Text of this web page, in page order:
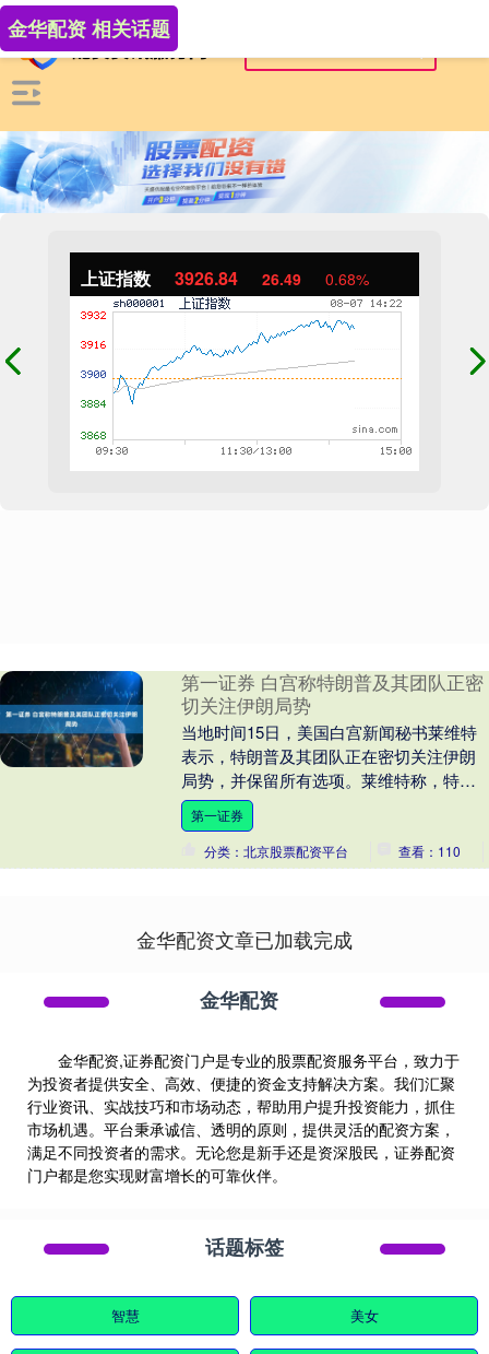
上证指数 3926.84 26.49 0.68%
金华配资 相关话题
第一证券 白宫称特朗普及其团队正密
切关注伊朗局势
当地时间15日，美国白宫新闻秘书莱维特
表示，特朗普及其团队正在密切关注伊朗
局势，并保留所有选项。莱维特称，特朗
普与以色列总理内塔尼亚胡进行了通话，
但她不会在未经....
第一证券
分类：北京股票配资平台
查看：110
金华配资文章已加载完成
金华配资
金华配资,证券配资门户是专业的股票配资服务平台，致力于
为投资者提供安全、高效、便捷的资金支持解决方案。我们汇聚
行业资讯、实战技巧和市场动态，帮助用户提升投资能力，抓住
市场机遇。平台秉承诚信、透明的原则，提供灵活的配资方案，
满足不同投资者的需求。无论您是新手还是资深股民，证券配资
门户都是您实现财富增长的可靠伙伴。
话题标签
智慧 美女